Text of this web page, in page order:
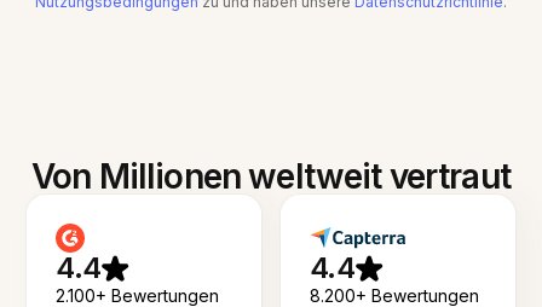
Von Millionen weltweit vertraut
4.4
2.100+ Bewertungen
4.4
8.200+ Bewertungen